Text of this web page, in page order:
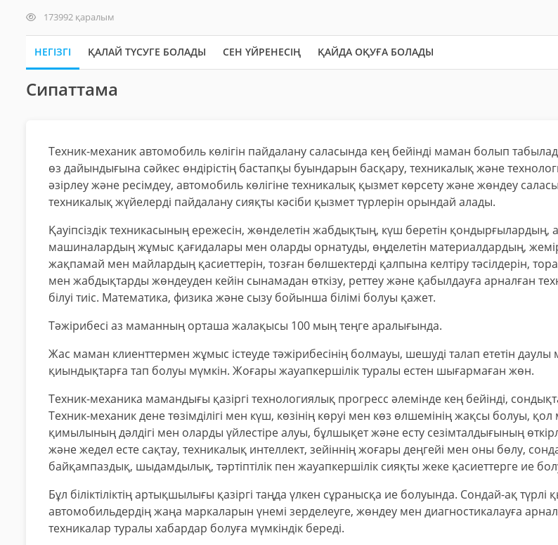
173992 қаралым
НЕГІЗГІ ҚАЛАЙ ТҮСУГЕ БОЛАДЫ СЕН ҮЙРЕНЕСІҢ ҚАЙДА ОҚУҒА БОЛАДЫ
Сипаттама
Техник-механик автомобиль көлігін пайдалану саласында кең бейінді маман болып
өз дайындығына сәйкес өндірістің бастапқы буындарын басқару, техникалық және
әзірлеу және ресімдеу, автомобиль көлігіне техникалық қызмет көрсету және жөндеу
техникалық жүйелерді пайдалану сияқты кәсіби қызмет түрлерін орындай алады.
Қауіпсіздік техникасының ережесін, жөнделетін жабдықтың, күш беретін қондырғылардың,
машиналардың жұмыс қағидалары мен оларды орнатуды, өңделетін материалдардың,
жақпамай мен майлардың қасиеттерін, тозған бөлшектерді қалпына келтіру тәсілдерін,
мен жабдықтарды жөндеуден кейін сынамадан өткізу, реттеу және қабылдауға арналған
білуі тиіс. Математика, физика және сызу бойынша білімі болуы қажет.
Тәжірибесі аз маманның орташа жалақысы 100 мың теңге аралығында.
Жас маман клиенттермен жұмыс істеуде тәжірибесінің болмауы, шешуді талап ететін даулы
қиындықтарға тап болуы мүмкін. Жоғары жауапкершілік туралы естен шығармаған жөн.
Техник-механика мамандығы қазіргі технологиялық прогресс әлемінде кең бейінді,
Техник-механик дене төзімділігі мен күш, көзінің көруі мен көз өлшемінің жақсы болуы, қол
қимылының дәлдігі мен оларды үйлестіре алуы, бұлшықет және есту сезімталдығының
және жедел есте сақтау, техникалық интеллект, зейіннің жоғары деңгейі мен оны бөлу,
байқампаздық, шыдамдылық, тәртіптілік пен жауапкершілік сияқты жеке қасиеттерге ие
Бұл біліктіліктің артықшылығы қазіргі таңда үлкен сұранысқа ие болуында. Сондай-ақ түрлі
автомобильдердің жаңа маркаларын үнемі зерделеуге, жөндеу мен диагностикалауға
техникалар туралы хабардар болуға мүмкіндік береді.